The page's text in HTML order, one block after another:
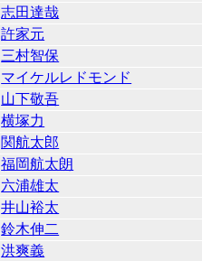
志田達哉
許家元
三村智保
マイケルレドモンド
山下敬吾
横塚力
関航太郎
福岡航太朗
六浦雄太
井山裕太
鈴木伸二
洪爽義